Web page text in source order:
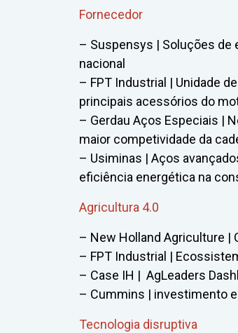
Fornecedor
– Suspensys | Soluções de
nacional
– FPT Industrial | Unidade
principais acessórios do
– Gerdau Aços Especiais |
maior competividade da
– Usiminas | Aços
eficiência energética na
Agricultura 4.0
– New Holland Agriculture |
– FPT Industrial |
– Case IH | AgLeaders
– Cummins | investimento
Tecnologia disruptiva